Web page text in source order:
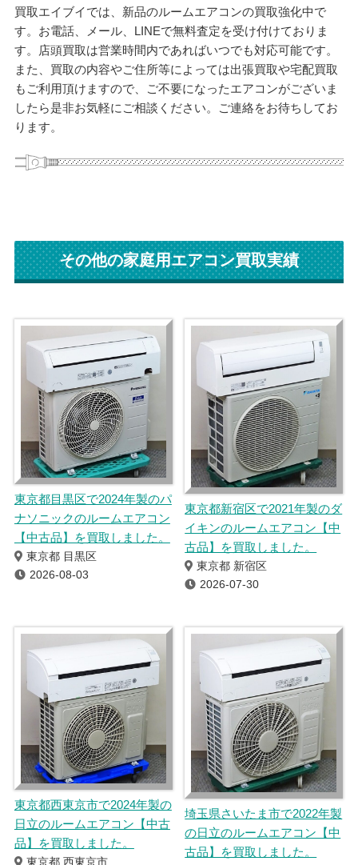
買取エイブイでは、新品のルームエアコンの買取強化中で
す。お電話、メール、LINEで無料査定を受け付けておりま
す。店頭買取は営業時間内であればいつでも対応可能です。
また、買取の内容やご住所等によっては出張買取や宅配買取
もご利用頂けますので、ご不要になったエアコンがございま
したら是非お気軽にご相談ください。ご連絡をお待ちしてお
ります。
その他の家庭用エアコン買取実績
東京都目黒区で2024年製のパ
ナソニックのルームエアコン
【中古品】を買取しました。
東京都 目黒区
2026-08-03
東京都新宿区で2021年製のダ
イキンのルームエアコン【中
古品】を買取しました。
東京都 新宿区
2026-07-30
東京都西東京市で2024年製の
日立のルームエアコン【中古
品】を買取しました。
東京都 西東京市
埼玉県さいたま市で2022年製
の日立のルームエアコン【中
古品】を買取しました。